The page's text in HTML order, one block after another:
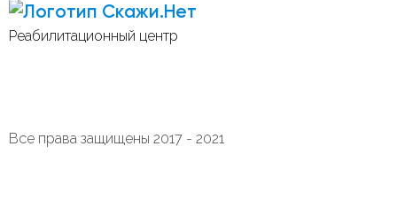
Скажи.Нет
Реабилитационный центр
Все права защищены 2017 - 2021